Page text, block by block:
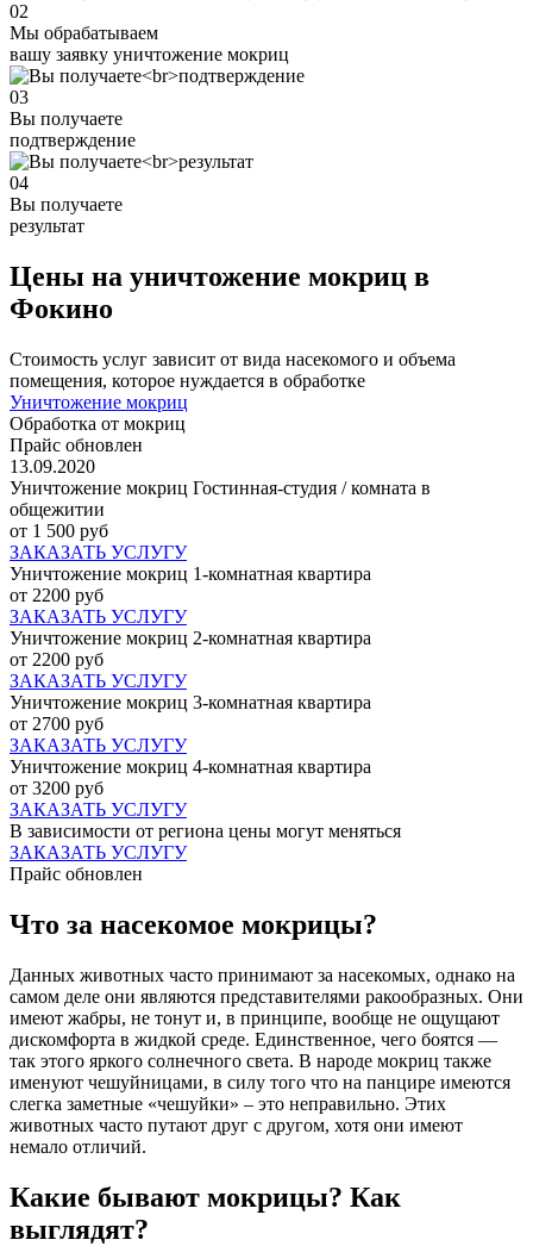
02
Мы обрабатываем
вашу заявку уничтожение мокриц
03
Вы получаете
подтверждение
04
Вы получаете
результат
Цены на уничтожение мокриц в
Фокино
Стоимость услуг зависит от вида насекомого и объема
помещения, которое нуждается в обработке
Уничтожение мокриц
Обработка от мокриц
Прайс обновлен
13.09.2020
Уничтожение мокриц Гостинная-студия / комната в
общежитии
от 1 500 руб
ЗАКАЗАТЬ УСЛУГУ
Уничтожение мокриц 1-комнатная квартира
от 2200 руб
ЗАКАЗАТЬ УСЛУГУ
Уничтожение мокриц 2-комнатная квартира
от 2200 руб
ЗАКАЗАТЬ УСЛУГУ
Уничтожение мокриц 3-комнатная квартира
от 2700 руб
ЗАКАЗАТЬ УСЛУГУ
Уничтожение мокриц 4-комнатная квартира
от 3200 руб
ЗАКАЗАТЬ УСЛУГУ
В зависимости от региона цены могут меняться
ЗАКАЗАТЬ УСЛУГУ
Прайс обновлен
Что за насекомое мокрицы?
Данных животных часто принимают за насекомых, однако на
самом деле они являются представителями ракообразных. Они
имеют жабры, не тонут и, в принципе, вообще не ощущают
дискомфорта в жидкой среде. Единственное, чего боятся —
так этого яркого солнечного света. В народе мокриц также
именуют чешуйницами, в силу того что на панцире имеются
слегка заметные «чешуйки» – это неправильно. Этих
животных часто путают друг с другом, хотя они имеют
немало отличий.
Какие бывают мокрицы? Как
выглядят?